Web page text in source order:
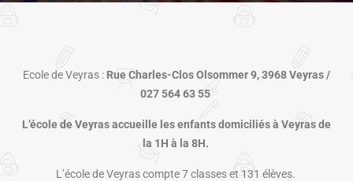
Ecole de Veyras : Rue Charles-Clos Olsommer 9, 3968 Veyras /
027 564 63 55
L’école de Veyras accueille les enfants domiciliés à Veyras de
la 1H à la 8H.
L’école de Veyras compte 7 classes et 131 élèves.